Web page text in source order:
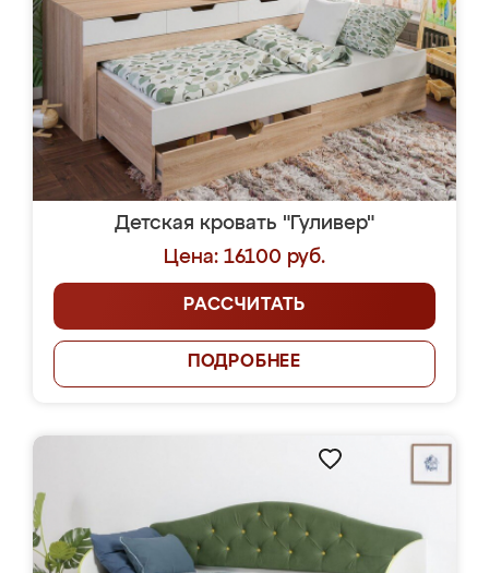
Детская кровать "Гуливер"
Цена: 16100 руб.
РАССЧИТАТЬ
ПОДРОБНЕЕ